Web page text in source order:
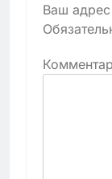
Ваш адрес